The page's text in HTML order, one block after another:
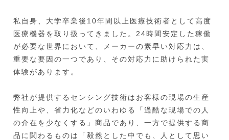
私自身、大学卒業後10年間以上医療技術者として高度
医療機器を取り扱ってきました。24時間安定した稼働
が必要な世界において、メーカーの素早い対応力は、
重要な要因の一つであり、その対応力に助けられた実
体験があります。
弊社が提供するセンシング技術はお客様の現場の生産
性向上や、省力化などのいわゆる「過酷な現場での人
の介在を少なくする」商品であり、一方で提供する商
品に関わるものは「毅然とした中でも、人として思い